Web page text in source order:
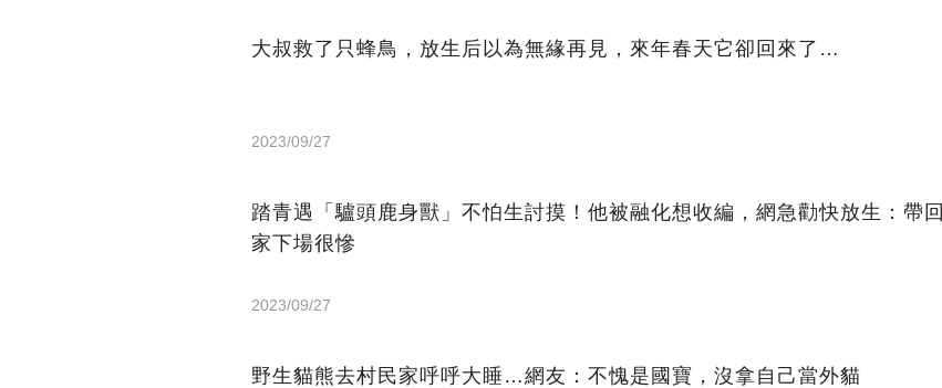
大叔救了只蜂鳥，放生后以為無緣再見，來年春天它卻回來了…
2023/09/27
踏青遇「驢頭鹿身獸」不怕生討摸！他被融化想收編，網急勸快放生：帶回
家下場很慘
2023/09/27
野生貓熊去村民家呼呼大睡…網友：不愧是國寶，沒拿自己當外貓